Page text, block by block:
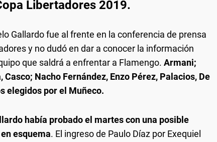
Libertadores 2019.
Gallardo fue al frente en la conferencia de prensa
y no dudó en dar a conocer la información
que saldrá a enfrentar a Flamengo. Armani;
Nacho Fernández, Enzo Pérez, Palacios, De
elegidos por el Muñeco.
había probado el martes con una posible
esquema. El ingreso de Paulo Díaz por Exequiel